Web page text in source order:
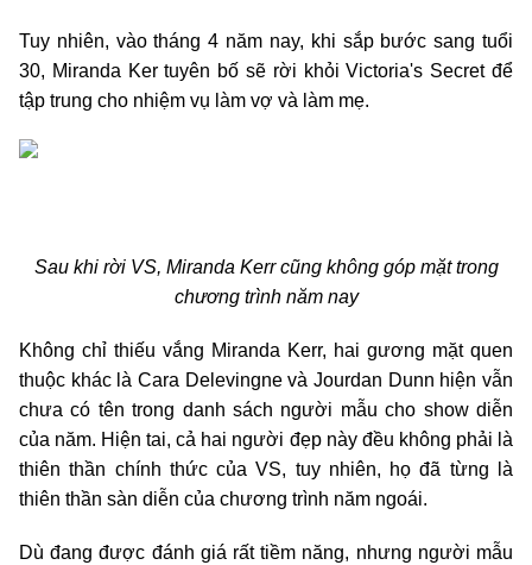
Tuy nhiên, vào tháng 4 năm nay, khi sắp bước sang tuổi
30, Miranda Ker tuyên bố sẽ rời khỏi Victoria's Secret để
tập trung cho nhiệm vụ làm vợ và làm mẹ.
Sau khi rời VS, Miranda Kerr cũng không góp mặt trong
chương trình năm nay
Không chỉ thiếu vắng Miranda Kerr, hai gương mặt quen
thuộc khác là Cara Delevingne và Jourdan Dunn hiện vẫn
chưa có tên trong danh sách người mẫu cho show diễn
của năm. Hiện tai, cả hai người đẹp này đều không phải là
thiên thần chính thức của VS, tuy nhiên, họ đã từng là
thiên thần sàn diễn của chương trình năm ngoái.
Dù đang được đánh giá rất tiềm năng, nhưng người mẫu